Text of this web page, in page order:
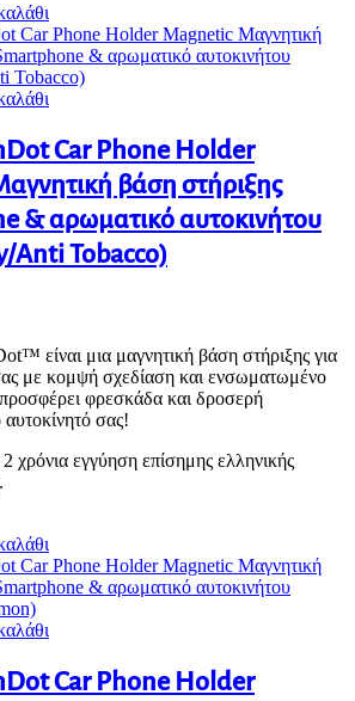
Car Phone Holder
βάση στήριξης
& αρωματικό αυτοκινήτου
Anti Tobacco)
είναι μια μαγνητική βάση στήριξης για
με κομψή σχεδίαση και ενσωματωμένο
φρεσκάδα και δροσερή
σας!
χρόνια εγγύηση επίσημης ελληνικής
Car Phone Holder